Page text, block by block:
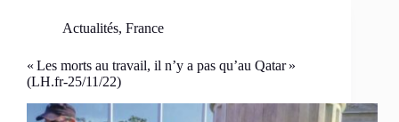
Actualités, France
« Les morts au travail, il n’y a pas qu’au Qatar »
(LH.fr-25/11/22)